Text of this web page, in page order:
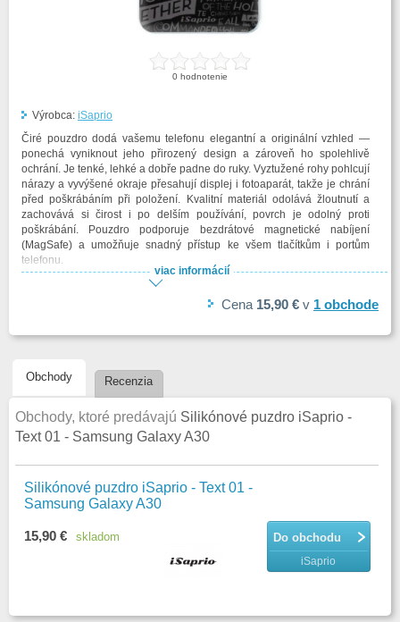
0 hodnotenie
Výrobca: iSaprio
Čiré pouzdro dodá vašemu telefonu elegantní a originální vzhled —
ponechá vyniknout jeho přirozený design a zároveň ho spolehlivě
ochrání. Je tenké, lehké a dobře padne do ruky. Vyztužené rohy pohlcují
nárazy a vyvýšené okraje přesahují displej i fotoaparát, takže je chrání
před poškrábáním při položení. Kvalitní materiál odolává žloutnutí a
zachovává si čirost i po delším používání, povrch je odolný proti
poškrábání. Pouzdro podporuje bezdrátové magnetické nabíjení
(MagSafe) a umožňuje snadný přístup ke všem tlačítkům i portům
telefonu.
viac informácií
Cena 15,90 € v 1 obchode
Obchody Recenzia
Obchody, ktoré predávajú Silikónové puzdro iSaprio -
Text 01 - Samsung Galaxy A30
Silikónové puzdro iSaprio - Text 01 -
Samsung Galaxy A30
Do obchodu
iSaprio
15,90 € skladom